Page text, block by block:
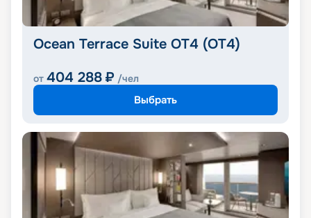
Ocean Terrace Suite OT4 (OT4)
от 404 288 ₽ /чел
Выбрать